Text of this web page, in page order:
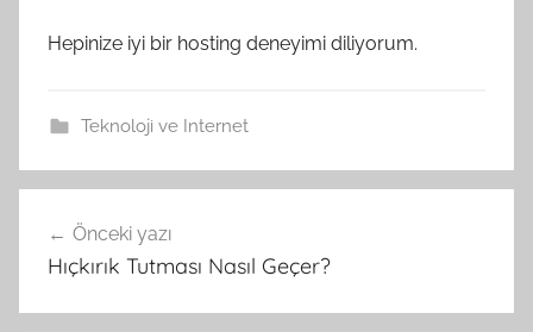
Hepinize iyi bir hosting deneyimi diliyorum.
Teknoloji ve Internet
Yazı
gezinmesi
Önceki yazı
Hıçkırık Tutması Nasıl Geçer?